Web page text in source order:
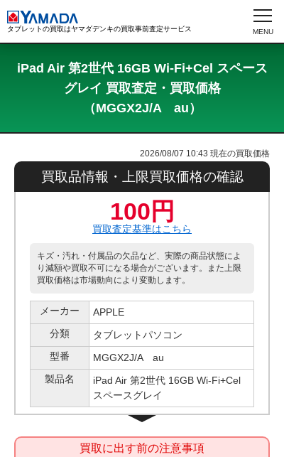
タブレットの買取はヤマダデンキの買取事前査定サービス
iPad Air 第2世代 16GB Wi-Fi+Cel スペース
グレイ 買取査定・買取価格
（MGGX2J/A au）
2026/08/07 10:43 現在の買取価格
買取品情報・上限買取価格の確認
100円
買取査定基準はこちら
キズ・汚れ・付属品の欠品など、実際の商品状態によ
り減額や買取不可になる場合がございます。また上限
買取価格は市場動向により変動します。
メーカー
APPLE
分類
タブレットパソコン
型番
MGGX2J/A au
製品名
iPad Air 第2世代 16GB Wi-Fi+Cel
スペースグレイ
買取に出す前の注意事項